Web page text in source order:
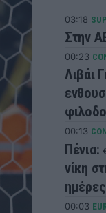
03:18
Στην
00:23
Λιβάι
00:13
Πένια:
νίκη
00:03